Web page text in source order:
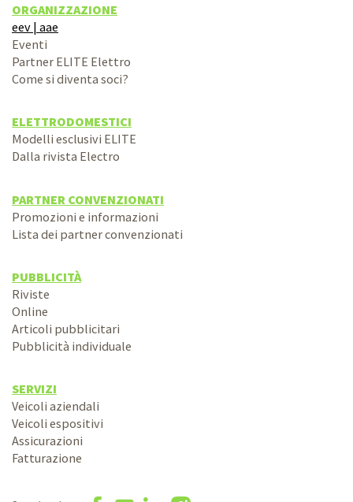
ORGANIZZAZIONE
eev | aae
Eventi
Partner ELITE Elettro
Come si diventa soci?
ELETTRODOMESTICI
Modelli esclusivi ELITE
Dalla rivista Electro
PARTNER CONVENZIONATI
Promozioni e informazioni
Lista dei partner convenzionati
PUBBLICITÀ
Riviste
Online
Articoli pubblicitari
Pubblicità individuale
SERVIZI
Veicoli aziendali
Veicoli espositivi
Assicurazioni
Fatturazione